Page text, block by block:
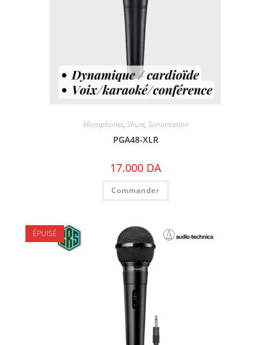
Microphones, Shure, Sonorisation
PGA48-XLR
17.000 DA
Commander
ÉPUISÉ